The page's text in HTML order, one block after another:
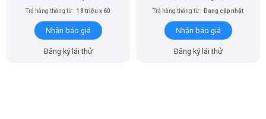
Trả hàng tháng từ: 18 triệu x 60
Nhận báo giá
Đăng ký lái thử
Trả hàng tháng từ: Đang cập nhật
Nhận báo giá
Đăng ký lái thử